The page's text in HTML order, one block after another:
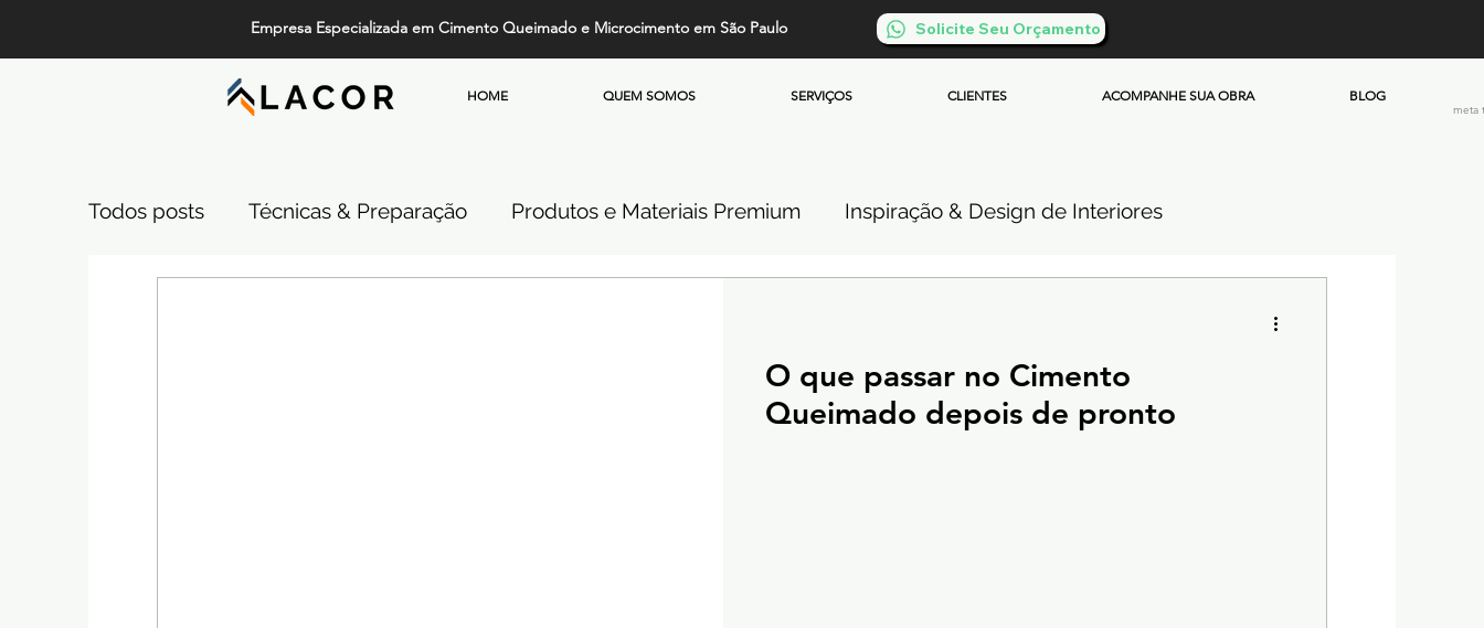
Empresa Especializada em Cimento Queimado e Microcimento em São Paulo Solicite Seu Orçamento
HOME QUEM SOMOS SERVIÇOS CLIENTES ACOMPANHE SUA OBRA BLOG
meta
Todos posts Técnicas & Preparação Produtos e Materiais Premium Inspiração & Design de Interiores
Microcimento Queimado Investimento & Custos
O que passar no Cimento
Queimado depois de pronto